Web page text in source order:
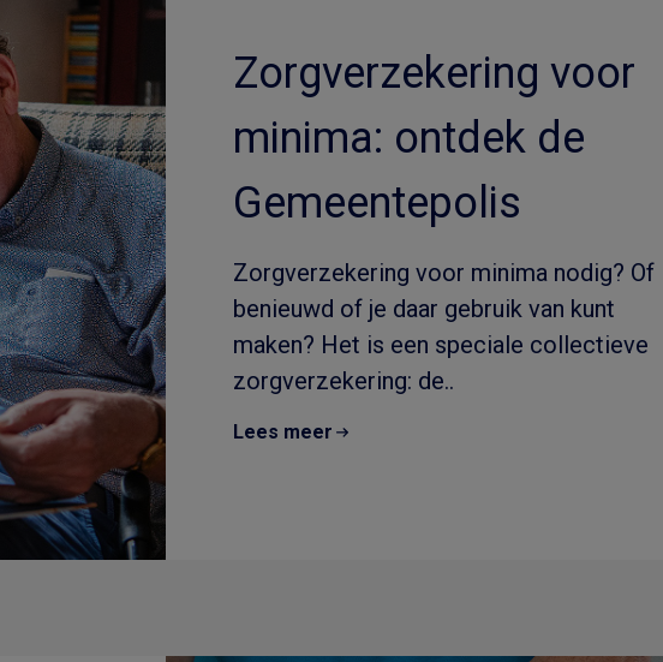
Zorgverzekering voor
minima: ontdek de
Gemeentepolis
Zorgverzekering voor minima nodig? Of
benieuwd of je daar gebruik van kunt
maken? Het is een speciale collectieve
zorgverzekering: de..
Lees meer